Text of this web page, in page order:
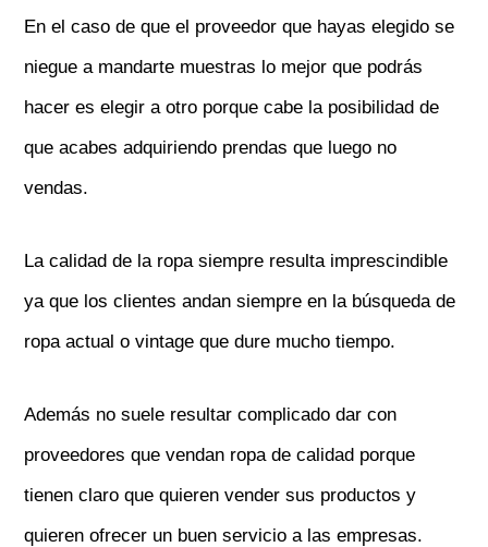
En el caso de que el proveedor que hayas elegido se
niegue a mandarte muestras lo mejor que podrás
hacer es elegir a otro porque cabe la posibilidad de
que acabes adquiriendo prendas que luego no
vendas.
La calidad de la ropa siempre resulta imprescindible
ya que los clientes andan siempre en la búsqueda de
ropa actual o vintage que dure mucho tiempo.
Además no suele resultar complicado dar con
proveedores que vendan ropa de calidad porque
tienen claro que quieren vender sus productos y
quieren ofrecer un buen servicio a las empresas.